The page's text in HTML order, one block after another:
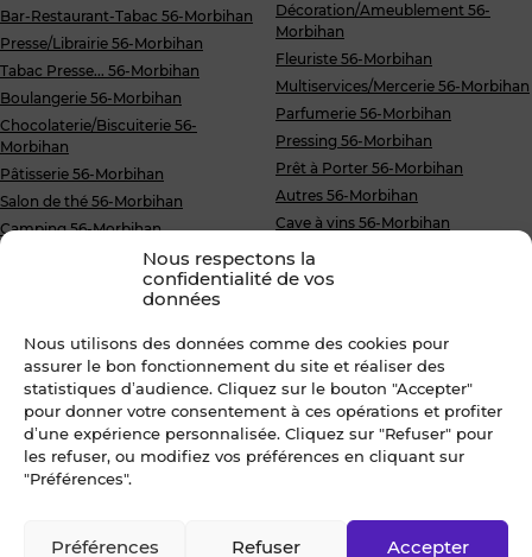
Nous respectons la
confidentialité de vos
données
Nous utilisons des données comme des cookies pour
assurer le bon fonctionnement du site et réaliser des
statistiques d’audience. Cliquez sur le bouton "Accepter"
pour donner votre consentement à ces opérations et profiter
d’une expérience personnalisée. Cliquez sur "Refuser" pour
les refuser, ou modifiez vos préférences en cliquant sur
"Préférences".
Accepter
Refuser
Préférences
Accueil»Acheter»Commerce»Droit au bail/Pas de porte»
Morbihan
Bar-Restaurant-Tabac 56-Morbihan
Presse/Librairie 56-Morbihan
Tabac Presse... 56-Morbihan
Boulangerie 56-Morbihan
Chocolaterie/Biscuiterie 56-
Morbihan
Pâtisserie 56-Morbihan
Salon de thé 56-Morbihan
Camping 56-Morbihan
Hôtel Restaurant 56-Morbihan
Boucherie Charcuterie Traiteur 56-
Crèmerie/Fromagerie 56-Morbihan
Poissonnerie 56-Morbihan
Primeur/Epicerie 56-Morbihan
Décoration/Ameublement 56-
Morbihan
Fleuriste 56-Morbihan
Multiservices/Mercerie 56-Morbihan
Parfumerie 56-Morbihan
Pressing 56-Morbihan
Prêt à Porter 56-Morbihan
Autres 56-Morbihan
Cave à vins 56-Morbihan
Cycle/Moto 56-Morbihan
Discothèque 56-Morbihan
PME/Entreprise 56-Morbihan
Supérette 56-Morbihan